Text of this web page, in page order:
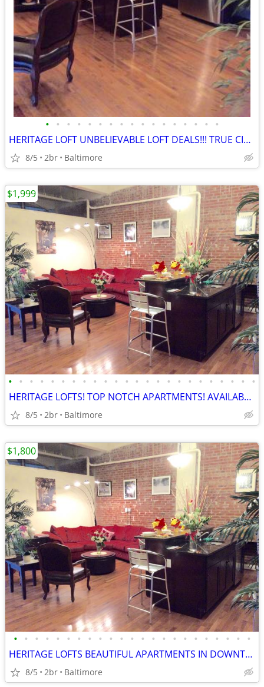
• • • • • • • • • • • • • • • • •
HERITAGE LOFT UNBELIEVABLE LOFT DEALS!!! TRUE CITY LIVING!! 21201
8/5 2br Baltimore
• • • • • • • • • • • • • • • • • • • • • • • •
HERITAGE LOFTS! TOP NOTCH APARTMENTS! AVAILABLE NOW! BEST DEALS! 21201
8/5 2br Baltimore
$1,999
• • • • • • • • • • • • • • • • • • • • • • •
HERITAGE LOFTS BEAUTIFUL APARTMENTS IN DOWNTOWN! SPECIALS NOW!!! 21201
8/5 2br Baltimore
$1,800